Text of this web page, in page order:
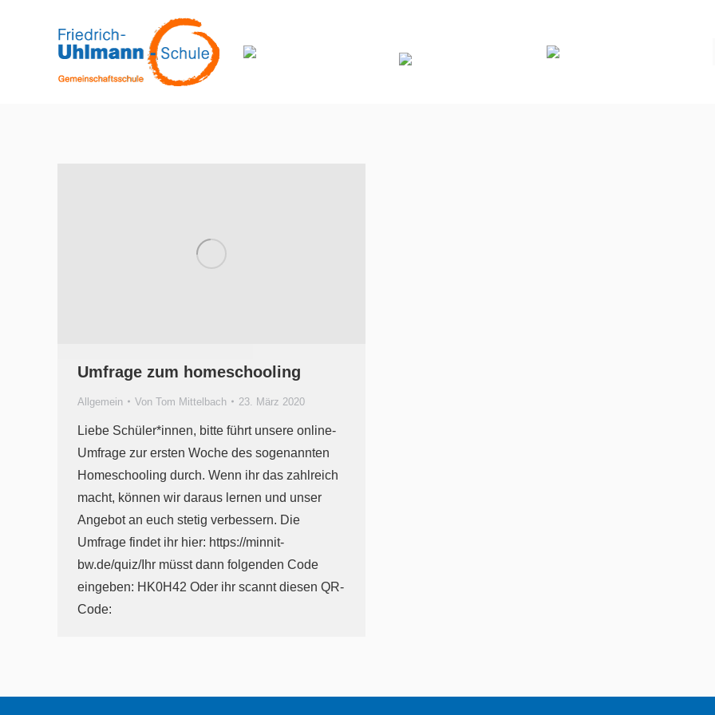
Umfrage zum homeschooling
Allgemein Von Tom Mittelbach 23. März 2020
Liebe Schüler*innen, bitte führt unsere online-
Umfrage zur ersten Woche des sogenannten
Homeschooling durch. Wenn ihr das zahlreich
macht, können wir daraus lernen und unser
Angebot an euch stetig verbessern. Die
Umfrage findet ihr hier: https://minnit-
bw.de/quiz/Ihr müsst dann folgenden Code
eingeben: HK0H42 Oder ihr scannt diesen QR-
Code: